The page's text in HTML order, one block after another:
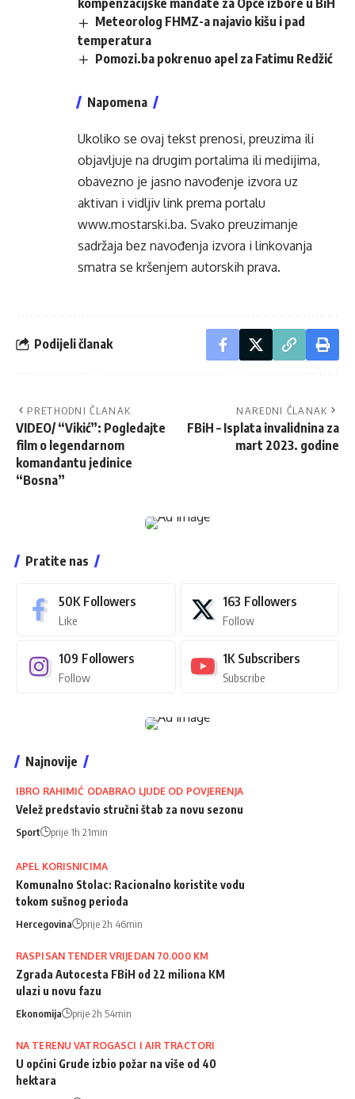
kompenzacijske mandate za Opće izbore u BiH
Meteorolog FHMZ-a najavio kišu i pad
temperatura
Pomozi.ba pokrenuo apel za Fatimu Redžić
Napomena
Ukoliko se ovaj tekst prenosi, preuzima ili
objavljuje na drugim portalima ili medijima,
obavezno je jasno navođenje izvora uz
aktivan i vidljiv link prema portalu
www.mostarski.ba. Svako preuzimanje
sadržaja bez navođenja izvora i linkovanja
smatra se kršenjem autorskih prava.
Podijeli članak
PRETHODNI ČLANAK
VIDEO/ “Vikić”: Pogledajte
film o legendarnom
komandantu jedinice
“Bosna”
NAREDNI ČLANAK
FBiH – Isplata invalidnina za
mart 2023. godine
Pratite nas
50K Followers
Like
163 Followers
Follow
109 Followers
Follow
1K Subscribers
Subscribe
Najnovije
IBRO RAHIMIĆ ODABRAO LJUDE OD POVJERENJA
Velež predstavio stručni štab za novu sezonu
Sport prije 1h 21min
APEL KORISNICIMA
Komunalno Stolac: Racionalno koristite vodu
tokom sušnog perioda
Hercegovina prije 2h 46min
RASPISAN TENDER VRIJEDAN 70.000 KM
Zgrada Autocesta FBiH od 22 miliona KM
ulazi u novu fazu
Ekonomija prije 2h 54min
NA TERENU VATROGASCI I AIR TRACTORI
U općini Grude izbio požar na više od 40
hektara